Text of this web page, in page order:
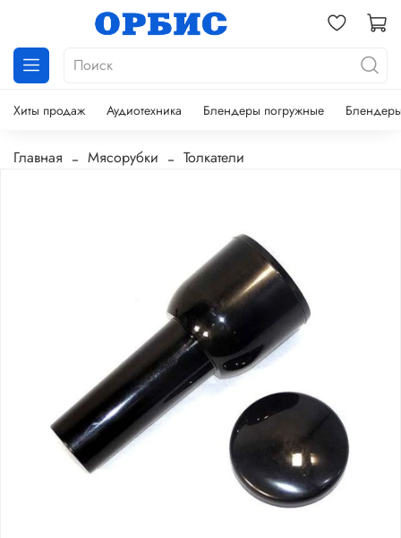
Хиты продаж Аудиотехника Блендеры погружные
Главная Мясорубки Толкатели